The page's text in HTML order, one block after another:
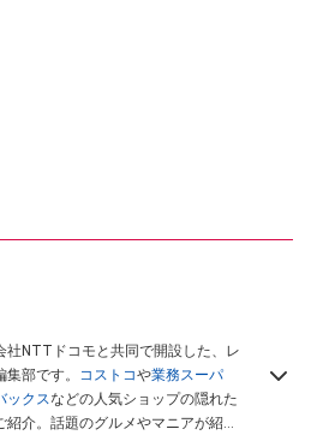
社NTTドコモと共同で開設した、レ
部です。 コストコや業務スーパ
ックスなどの人気ショップの隠れた
介。話題のグルメやマニアが紹介